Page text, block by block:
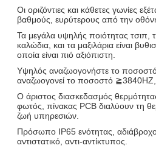
Υλικό γραφείου Die-
Χρώμα ( Μ) >16.7
Τάση παραγωγής
(Β)
Επαναληπτική
συχνότητα (Hz)
Επίπεδο
απόδειξης
Οι οριζόντιες και κάθετες γωνίες
βαθμούς, ευρύτερους από την
Τα μεγάλα υψηλής ποιότητας τσιπ,
καλώδια, και τα μαξιλάρια είναι
οποία είναι πιό αξιόπιστη.
Υψηλός αναζωογονήστε το ποσοστό
αναζωογονεί το ποσοστό
Ο άριστος διασκεδασμός
φωτός, πίνακας PCB διαλύουν τη
ζωή υπηρεσιών.
Πρόσωπο IP65 ενότητας,
αντιστατικό, αντι-αντίκτυπος.